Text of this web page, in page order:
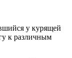
у курящей
к различным